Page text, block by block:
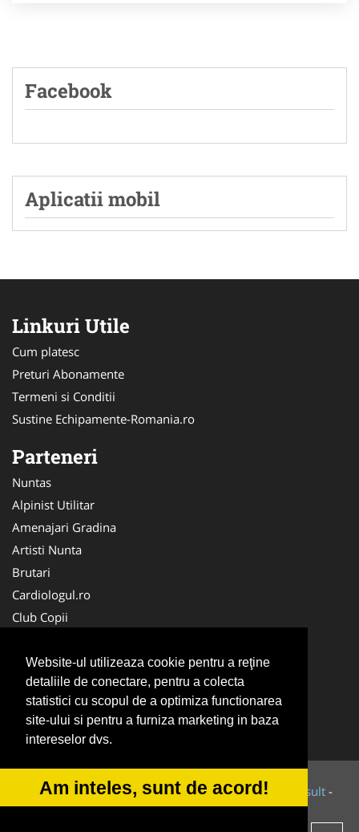
Website-ul utilizeaza cookie pentru a reţine
detaliile de conectare, pentru a colecta
statistici cu scopul de a optimiza functionarea
site-ului si pentru a furniza marketing in baza
intereselor dvs.
Am inteles, sunt de acord!
Facebook
Aplicatii mobil
Linkuri Utile
Cum platesc
Preturi Abonamente
Termeni si Conditii
Sustine Echipamente-Romania.ro
Parteneri
Nuntas
Alpinist Utilitar
Amenajari Gradina
Artisti Nunta
Brutari
Cardiologul.ro
Club Copii
Ambalaje Romania
Cabinet-Individual.ro
CentruInchirieri.ro
Cursuri Romania
© 2014-2026 Powered byVilonMedia&Tokaido Consult -
ANPC SOL